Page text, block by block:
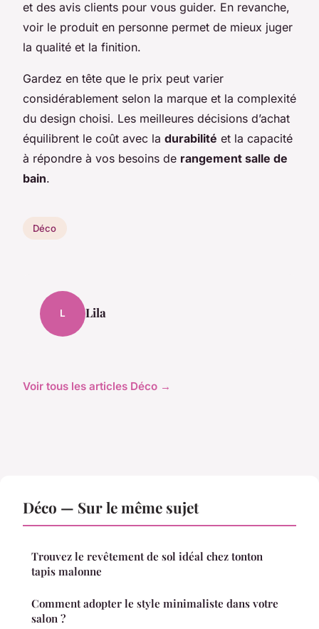
et des avis clients pour vous guider. En revanche,
voir le produit en personne permet de mieux juger
la qualité et la finition.
Gardez en tête que le prix peut varier
considérablement selon la marque et la complexité
du design choisi. Les meilleures décisions d’achat
équilibrent le coût avec la durabilité et la capacité
à répondre à vos besoins de rangement salle de
bain.
Déco
L Lila
Voir tous les articles Déco →
Déco — Sur le même sujet
Trouvez le revêtement de sol idéal chez tonton
tapis malonne
Comment adopter le style minimaliste dans votre
salon ?